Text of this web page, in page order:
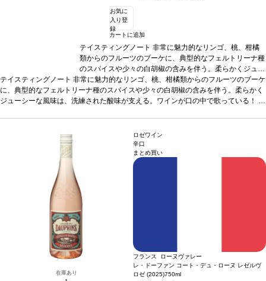
お気に
入り登
録
カートに追加
テイスティングノート非常に魅力的なリンゴ、桃、柑橘
類からのフルーツのブーケに、典型的なフェルトリーナ種
のスパイスや少々の白胡椒の含みを伴う。柔らかくジュー
シーな風味は、洗練された酸味が支える。ワインが口の中
で歌っている！葡萄品種グリューナー・ヴェルトリーナ
ー 100%認証オーストリア・サステナブル認証*本ヴィン
テイスティングノート 非常に魅力的なリンゴ、桃、柑橘類からのフルーツのブーケ
に、典型的なフェルトリーナ種のスパイスや少々の白胡椒の含みを伴う。柔らかく
ジューシーな風味は、洗練された酸味が支える。ワインが口の中で歌っている！ 葡
次のヴィンテージに変更されます、ご了承ください。
在庫あり
ロゼワイン
辛口
まとめ買い
フランス ローヌヴァレー
レ・ドーファン コート・デュ・ローヌ レゼルヴ
ロゼ (2025)750ml